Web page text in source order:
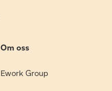
Om oss
Ework Group